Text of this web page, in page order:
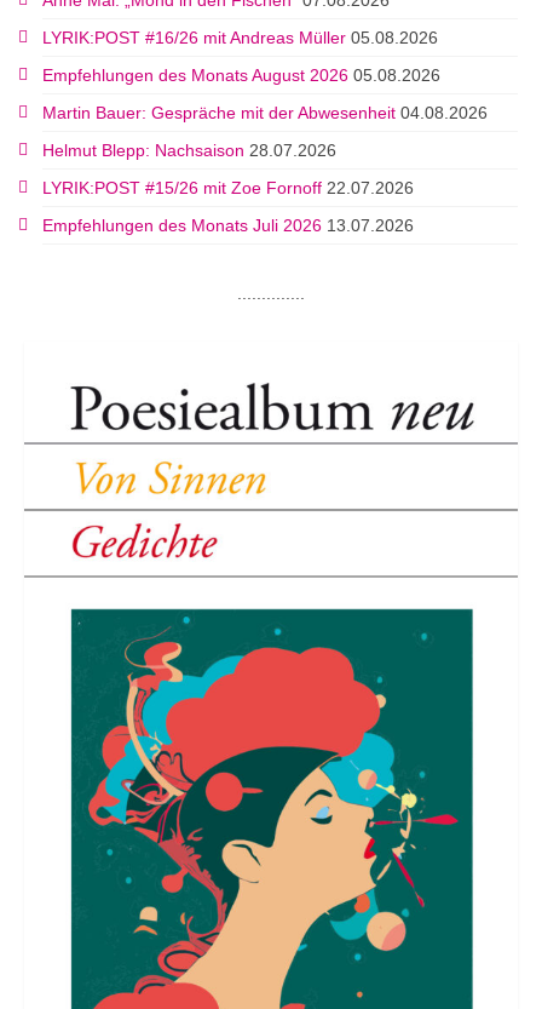
LYRIK:POST #16/26 mit Andreas Müller 05.08.2026
Empfehlungen des Monats August 2026 05.08.2026
Martin Bauer: Gespräche mit der Abwesenheit 04.08.2026
Helmut Blepp: Nachsaison 28.07.2026
LYRIK:POST #15/26 mit Zoe Fornoff 22.07.2026
Empfehlungen des Monats Juli 2026 13.07.2026
..............